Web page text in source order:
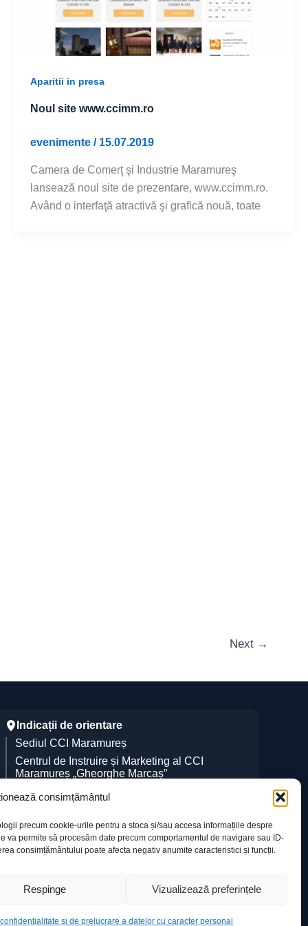
consimțământul
precum cookie-urile pentru a stoca și/sau accesa informațiile despre
va permite să procesăm date precum comportamentul de navigare sau ID-
consimțământului poate afecta negativ anumite caracteristici și funcții.
Respinge Vizualizează preferințele
si de prelucrare a datelor cu caracter personal
Aparitii in presa
Noul site www.ccimm.ro
evenimente / 15.07.2019
Camera de Comerţ şi Industrie Maramureş
lansează noul site de prezentare, www.ccimm.ro.
Având o interfaţă atractivă şi grafică nouă, toate
Next →
Indicații de orientare
Sediul CCI Maramureș
Centrul de Instruire și Marketing al CCI
Maramureș „Gheorghe Marcaș”